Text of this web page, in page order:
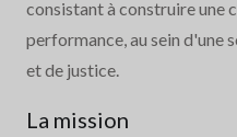
consistant à construire une
performance, au sein d'une
et de justice.
La mission